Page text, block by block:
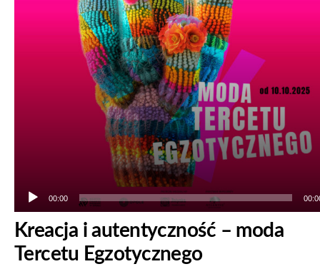
00:00
Kreacja i autentyczność – moda
Tercetu Egzotycznego